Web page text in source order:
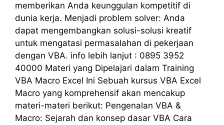
memberikan Anda keunggulan kompetitif di
dunia kerja. Menjadi problem solver: Anda
dapat mengembangkan solusi-solusi kreatif
untuk mengatasi permasalahan di pekerjaan
dengan VBA. info lebih lanjut : 0895 3952
40000 Materi yang Dipelajari dalam Training
VBA Macro Excel Ini Sebuah kursus VBA Excel
Macro yang komprehensif akan mencakup
materi-materi berikut: Pengenalan VBA &
Macro: Sejarah dan konsep dasar VBA Cara